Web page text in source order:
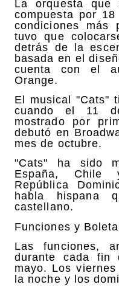
La orquesta que
compuesta por
condiciones más
tuvo que
detrás de la
basada en el
cuenta con el
Orange.
El musical "Cats"
cuando el 11
mostrado por
debutó en
mes de octubre.
"Cats" ha sido
España,
República
habla hispana
castellano.
Funciones y
Las funciones,
durante cada fin
mayo. Los
la noche y los